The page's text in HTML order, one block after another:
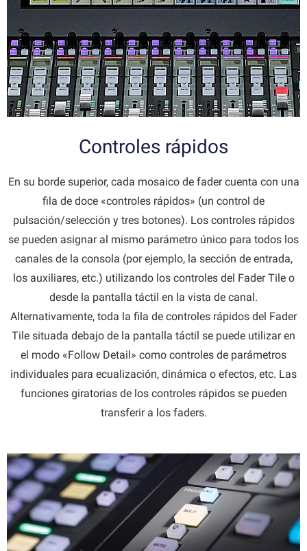
Controles rápidos
En su borde superior, cada mosaico de fader cuenta con una
fila de doce «controles rápidos» (un control de
pulsación/selección y tres botones). Los controles rápidos
se pueden asignar al mismo parámetro único para todos los
canales de la consola (por ejemplo, la sección de entrada,
los auxiliares, etc.) utilizando los controles del Fader Tile o
desde la pantalla táctil en la vista de canal.
Alternativamente, toda la fila de controles rápidos del Fader
Tile situada debajo de la pantalla táctil se puede utilizar en
el modo «Follow Detail» como controles de parámetros
individuales para ecualización, dinámica o efectos, etc. Las
funciones giratorias de los controles rápidos se pueden
transferir a los faders.